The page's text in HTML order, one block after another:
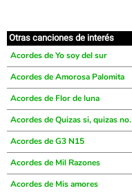
Otras canciones de interés
Acordes de Yo soy del sur
Acordes de Amorosa Palomita
Acordes de Flor de luna
Acordes de Quizas si, quizas no.
Acordes de G3 N15
Acordes de Mil Razones
Acordes de Mis amores